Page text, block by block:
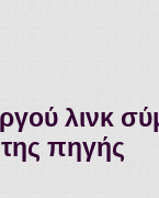
λινκ
της πηγής